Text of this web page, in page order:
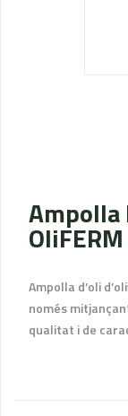
Ampolla
OliFERM
Ampolla d’oli
només
qualitat i de